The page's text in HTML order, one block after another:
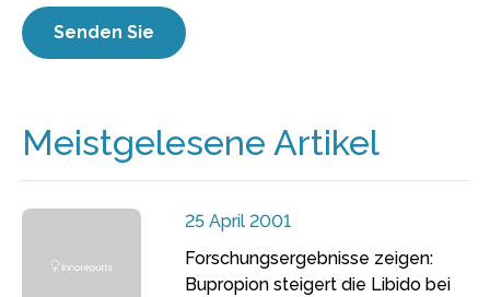
Meistgelesene Artikel
25 April 2001
Forschungsergebnisse zeigen:
Bupropion steigert die Libido bei